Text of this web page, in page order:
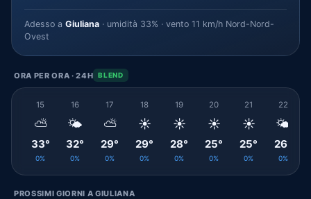
Adesso a Giuliana · umidità 33% · vento 11 km/h Nord-Nord-
Ovest
ORA PER ORA · 24H BLEND
15
⛅
33°
0%
16
🌤️
32°
0%
17
⛅
29°
0%
18
☀️
29°
0%
19
☀️
28°
0%
20
☀️
25°
0%
21
☀️
25°
0%
22
🌤️
26°
0%
PROSSIMI GIORNI A GIULIANA